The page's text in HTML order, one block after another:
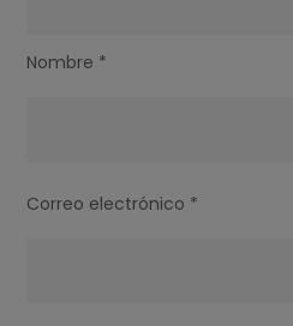
Nombre *
Correo electrónico *